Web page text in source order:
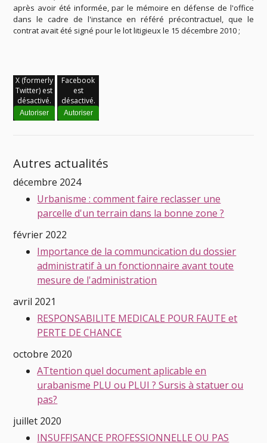
après avoir été informée, par le mémoire en défense de l'office
dans le cadre de l'instance en référé précontractuel, que le
contrat avait été signé pour le lot litigieux le 15 décembre 2010 ;
X (formerly
Twitter) est
désactivé.
Autoriser
Facebook
est
désactivé.
Autoriser
Autres actualités
décembre 2024
Urbanisme : comment faire reclasser une
parcelle d'un terrain dans la bonne zone ?
février 2022
Importance de la communcication du dossier
administratif à un fonctionnaire avant toute
mesure de l'administration
avril 2021
RESPONSABILITE MEDICALE POUR FAUTE et
PERTE DE CHANCE
octobre 2020
ATtention quel document aplicable en
urabanisme PLU ou PLUI ? Sursis à statuer ou
pas?
juillet 2020
INSUFFISANCE PROFESSIONNELLE OU PAS